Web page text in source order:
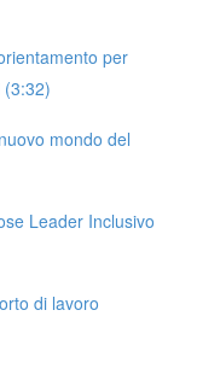
per
mondo del
Leader Inclusivo
di lavoro